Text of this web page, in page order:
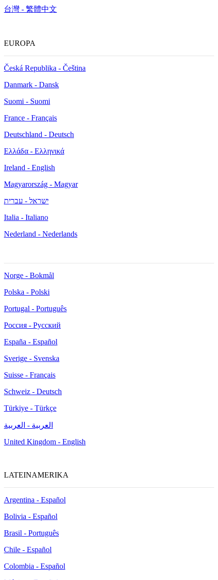
台灣 - 繁體中文
EUROPA
Česká Republika - Čeština
Danmark - Dansk
Suomi - Suomi
France - Français
Deutschland - Deutsch
Ελλάδα - Ελληνικά
Ireland - English
Magyarország - Magyar
ישראל - עברית
Italia - Italiano
Nederland - Nederlands
Norge - Bokmål
Polska - Polski
Portugal - Português
Россия - Русский
España - Español
Sverige - Svenska
Suisse - Français
Schweiz - Deutsch
Türkiye - Türkçe
العربية - العربية
United Kingdom - English
LATEINAMERIKA
Argentina - Español
Bolivia - Español
Brasil - Português
Chile - Español
Colombia - Español